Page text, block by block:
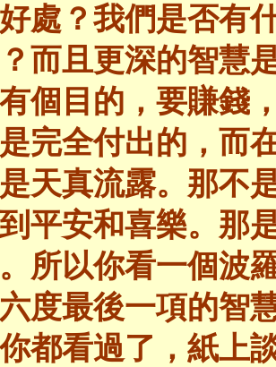
處？我們是否有
而且更深的智慧
個目的，要賺錢
完全付出的，而
天真流露。那不
平安和喜樂。那
所以你看一個波
度最後一項的智
都看過了，紙上